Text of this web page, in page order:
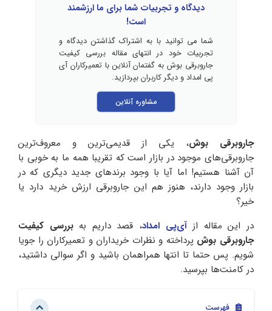
دیدگاه و تجربیات شما برای ما ارزشمند
است!
شما می توانید با به اشتراک گذاشتن دیدگاه و
تجربیات خود در انتهای مقاله بررسی کیفیت
جاروبرقی بوش به گفتمان آنلاین با تعمیرکاران آی
پی امداد و دیگر کاربران بپردازید.
مشاوره آنلاین
جاروبرقی بوش، یکی از قدیمی‌ترین و معروف‌ترین
جاروبرقی‌های موجود در بازار است که تقریبا همه ما به خوبی با
آن آشنا هستیم! اما آیا با وجود برندهای جدید دیگری که در
بازار وجود دارند، هنوز هم این جاروبرقی ارزش خرید دارد یا
خیر؟
در این مقاله ازآی‌پی امداد، قصد داریم بهبررسی کیفیت
جاروبرقی بوش پرداخته و نظرات خریداران و تعمیرکاران را جویا
شویم. پس حتما تا انتها همراهمان باشید و اگر سوالی داشتید،
در کامنت‌ها بپرسید.
فهرست